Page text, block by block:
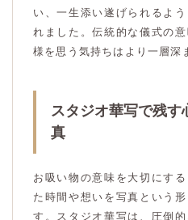
い、一生添い遂げられるよ
れました。伝統的な儀式の
様を思う気持ちはより一層深
スタジオ華写で残
真
お吸い物の意味を大切にす
た時間や想いを写真という
す。スタジオ華写は、圧倒